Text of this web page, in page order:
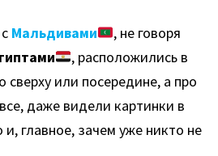
с Мальдивами
, не говоря
, расположились в
сверху или посередине, а про
даже видели картинки в
и, главное, зачем уже никто не